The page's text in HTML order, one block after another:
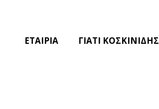
ΕΤΑΙΡΙΑ ΓΙΑΤΙ ΚΟΣΚΙΝΙΔΗΣ